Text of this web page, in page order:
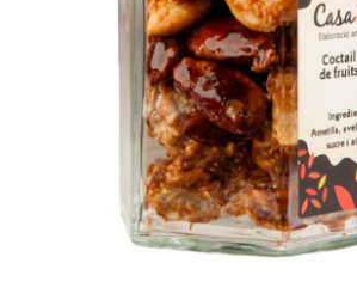
SELECT OPTIONS
/